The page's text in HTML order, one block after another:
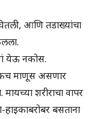
आणि तडाख्यांचा
येऊ नकोस.
माणूस असणार
शरीराचा वापर
हाइकाबरोबर बसताना